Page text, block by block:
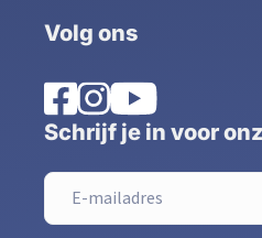
Volg ons
Schrijf je in voor